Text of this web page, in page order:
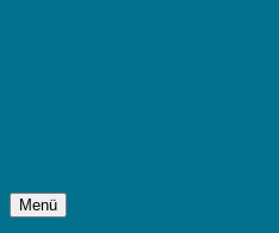
Menü